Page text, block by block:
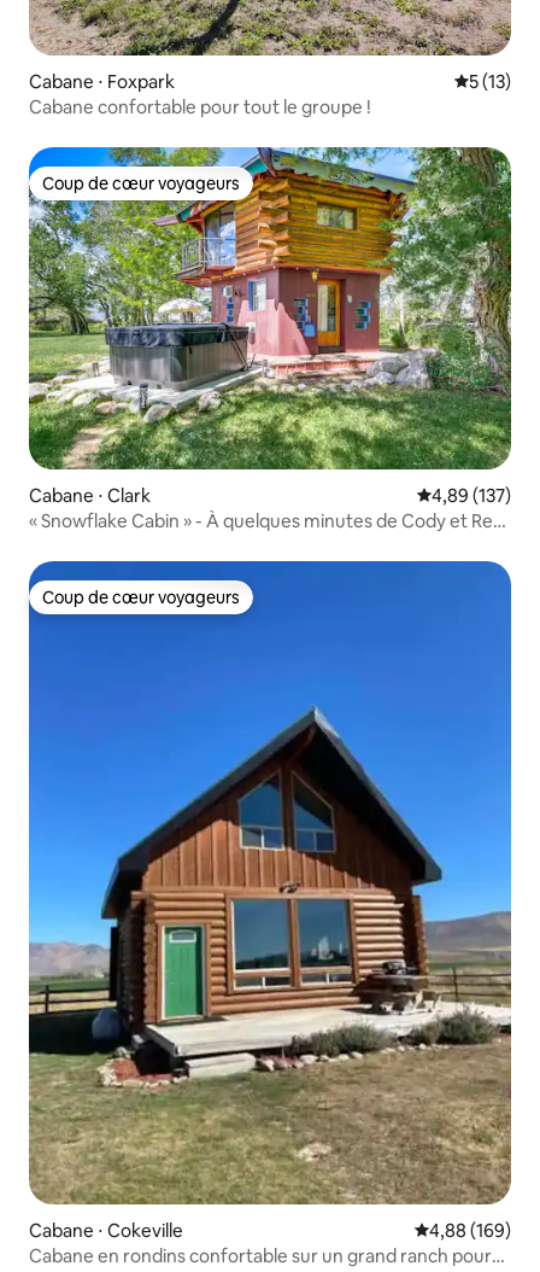
Cabane ⋅ Foxpark
5 (13)
Cabane confortable pour tout le groupe !
Coup de cœur voyageurs
Coup de cœur voyageurs
Cabane ⋅ Clark Évaluation
4,89 (137)
« Snowflake Cabin » - À quelques minutes de Cody et Red
Coup de cœur voyageurs
Coup de cœur voyageurs
Cabane ⋅ Cokeville Évaluation
4,88 (169)
Cabane en rondins confortable sur un grand ranch pour